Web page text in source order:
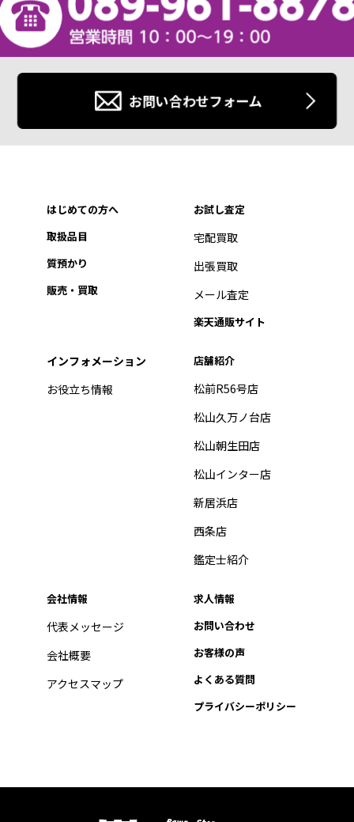
お問い合わせフォーム
はじめての方へ
取扱品目
質預かり
販売・買取
お試し査定
宅配買取
出張買取
メール査定
楽天通販サイト
インフォメーション
お役立ち情報
店舗紹介
松前R56号店
松山久万ノ台店
松山朝生田店
松山インター店
新居浜店
西条店
鑑定士紹介
会社情報
代表メッセージ
会社概要
アクセスマップ
求人情報
お問い合わせ
お客様の声
よくある質問
プライバシーポリシー